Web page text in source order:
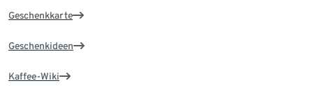
Geschenkkarte
Geschenkideen
Kaffee-Wiki